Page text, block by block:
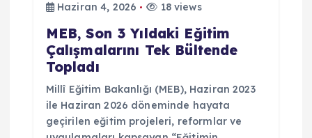
Haziran 4, 2026
18 views
MEB, Son 3 Yıldaki Eğitim
Çalışmalarını Tek Bültende
Topladı
Millî Eğitim Bakanlığı (MEB), Haziran 2023
ile Haziran 2026 döneminde hayata
geçirilen eğitim projeleri, reformlar ve